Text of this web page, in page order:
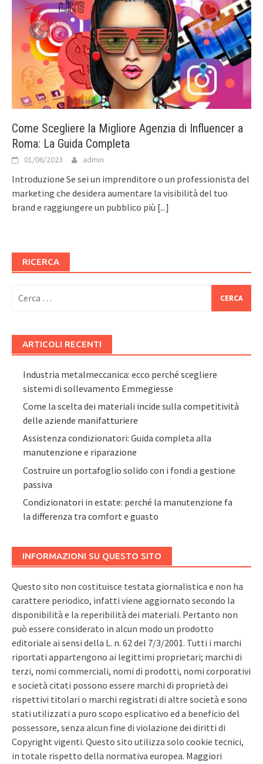
Come Scegliere la Migliore Agenzia di Influencer a
Roma: La Guida Completa
01/06/2023 admin
Introduzione Se sei un imprenditore o un professionista del
marketing che desidera aumentare la visibilità del tuo
brand e raggiungere un pubblico più [...]
RICERCA
per:
ARTICOLI RECENTI
Industria metalmeccanica: ecco perché scegliere
sistemi di sollevamento Emmegiesse
Come la scelta dei materiali incide sulla competitività
delle aziende manifatturiere
Assistenza condizionatori: Guida completa alla
manutenzione e riparazione
Costruire un portafoglio solido con i fondi a gestione
passiva
Condizionatori in estate: perché la manutenzione fa
la differenza tra comfort e guasto
INFORMAZIONI SU QUESTO SITO
Questo sito non costituisce testata giornalistica e non ha
carattere periodico, infatti viene aggiornato secondo la
disponibilità e la reperibilità dei materiali. Pertanto non
può essere considerato in alcun modo un prodotto
editoriale ai sensi della L. n. 62 del 7/3/2001. Tutti i marchi
riportati appartengono ai legittimi proprietari; marchi di
terzi, nomi commerciali, nomi di prodotti, nomi corporativi
e società citati possono essere marchi di proprietà dei
rispettivi titolari o marchi registrati di altre società e sono
stati utilizzati a puro scopo esplicativo ed a beneficio del
possessore, senza alcun fine di violazione dei diritti di
Copyright vigenti. Questo sito utilizza solo cookie tecnici,
in totale rispetto della normativa europea. Maggiori